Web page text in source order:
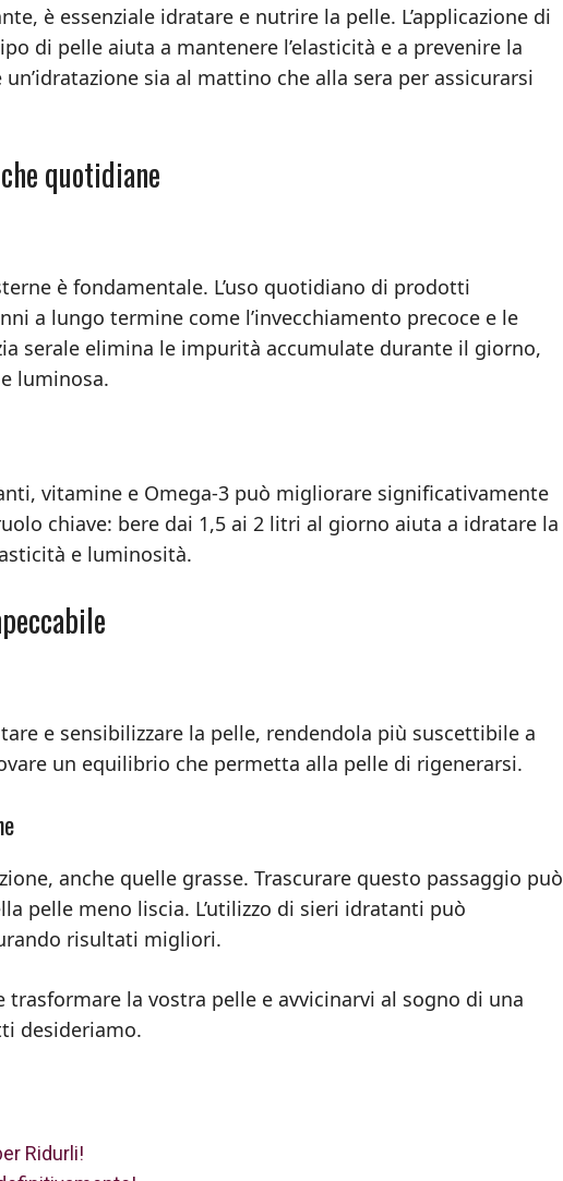
è essenziale idratare e nutrire la pelle. L’applicazione di
di pelle aiuta a mantenere l’elasticità e a prevenire la
sia al mattino che alla sera per assicurarsi
quotidiane
è fondamentale. L’uso quotidiano di prodotti
a lungo termine come l’invecchiamento precoce e le
serale elimina le impurità accumulate durante il giorno,
luminosa.
vitamine e Omega-3 può migliorare significativamente
chiave: bere dai 1,5 ai 2 litri al giorno aiuta a idratare la
e luminosità.
e sensibilizzare la pelle, rendendola più suscettibile a
un equilibrio che permetta alla pelle di rigenerarsi.
anche quelle grasse. Trascurare questo passaggio può
pelle meno liscia. L’utilizzo di sieri idratanti può
risultati migliori.
la vostra pelle e avvicinarvi al sogno di una
desideriamo.
Ridurli!